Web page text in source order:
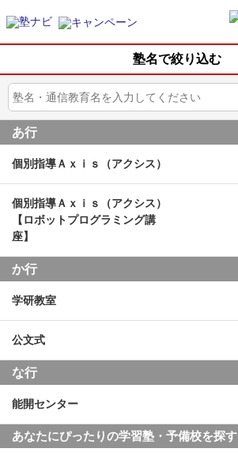
塾名で絞り込む
あ行
個別指導Ａｘｉｓ（アクシス）
個別指導Ａｘｉｓ（アクシス）
【ロボットプログラミング講
座】
か行
学研教室
公文式
な行
能開センター
あなたにぴったりの学習塾・予備校を探す